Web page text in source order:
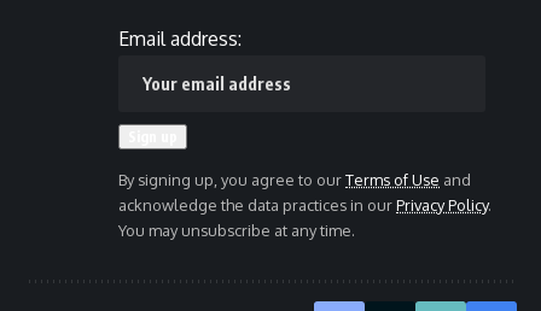
Email address:
By signing up, you agree to ourTerms of Use and
acknowledge the data practices in ourPrivacy Policy.
You may unsubscribe at any time.